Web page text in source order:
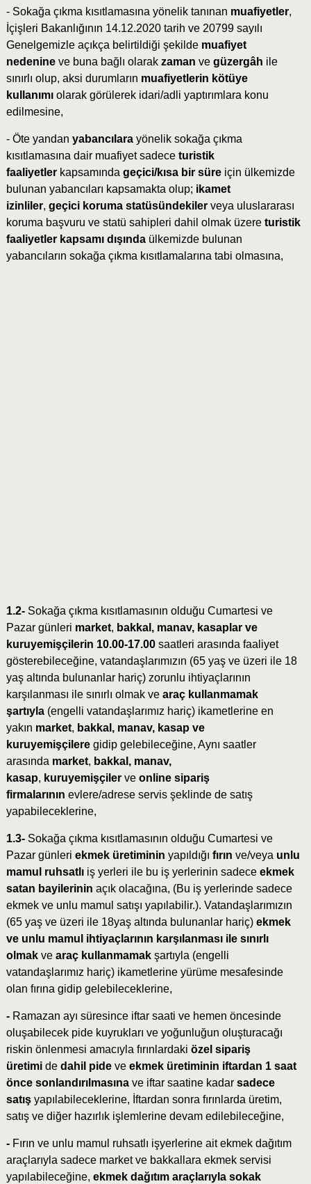
- Sokağa çıkma kısıtlamasına yönelik tanınan muafiyetler,
İçişleri Bakanlığının 14.12.2020 tarih ve 20799 sayılı
Genelgemizle açıkça belirtildiği şekilde muafiyet
nedenine ve buna bağlı olarak zaman ve güzergâh ile
sınırlı olup, aksi durumların muafiyetlerin kötüye
kullanımı olarak görülerek idari/adli yaptırımlara konu
edilmesine,
- Öte yandan yabancılara yönelik sokağa çıkma
kısıtlamasına dair muafiyet sadece turistik
faaliyetler kapsamında geçici/kısa bir süre için ülkemizde
bulunan yabancıları kapsamakta olup; ikamet
izinliler, geçici koruma statüsündekiler veya uluslararası
koruma başvuru ve statü sahipleri dahil olmak üzere turistik
faaliyetler kapsamı dışında ülkemizde bulunan
yabancıların sokağa çıkma kısıtlamalarına tabi olmasına,
1.2- Sokağa çıkma kısıtlamasının olduğu Cumartesi ve
Pazar günleri market, bakkal, manav, kasaplar ve
kuruyemişçilerin 10.00-17.00 saatleri arasında faaliyet
gösterebileceğine, vatandaşlarımızın (65 yaş ve üzeri ile 18
yaş altında bulunanlar hariç) zorunlu ihtiyaçlarının
karşılanması ile sınırlı olmak ve araç kullanmamak
şartıyla (engelli vatandaşlarımız hariç) ikametlerine en
yakın market, bakkal, manav, kasap ve
kuruyemişçilere gidip gelebileceğine, Aynı saatler
arasında market, bakkal, manav,
kasap, kuruyemişçiler ve online sipariş
firmalarının evlere/adrese servis şeklinde de satış
yapabileceklerine,
1.3- Sokağa çıkma kısıtlamasının olduğu Cumartesi ve
Pazar günleri ekmek üretiminin yapıldığı fırın ve/veya unlu
mamul ruhsatlı iş yerleri ile bu iş yerlerinin sadece ekmek
satan bayilerinin açık olacağına, (Bu iş yerlerinde sadece
ekmek ve unlu mamul satışı yapılabilir.). Vatandaşlarımızın
(65 yaş ve üzeri ile 18yaş altında bulunanlar hariç) ekmek
ve unlu mamul ihtiyaçlarının karşılanması ile sınırlı
olmak ve araç kullanmamak şartıyla (engelli
vatandaşlarımız hariç) ikametlerine yürüme mesafesinde
olan fırına gidip gelebileceklerine,
- Ramazan ayı süresince iftar saati ve hemen öncesinde
oluşabilecek pide kuyrukları ve yoğunluğun oluşturacağı
riskin önlenmesi amacıyla fırınlardaki özel sipariş
üretimi de dahil pide ve ekmek üretiminin iftardan 1 saat
önce sonlandırılmasına ve iftar saatine kadar sadece
satış yapılabileceklerine, İftardan sonra fırınlarda üretim,
satış ve diğer hazırlık işlemlerine devam edilebileceğine,
- Fırın ve unlu mamul ruhsatlı işyerlerine ait ekmek dağıtım
araçlarıyla sadece market ve bakkallara ekmek servisi
yapılabileceğine, ekmek dağıtım araçlarıyla sokak